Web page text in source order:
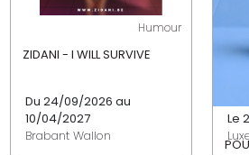
Humour
ZIDANI - I WILL SURVIVE
Du 24/09/2026 au
10/04/2027
Brabant Wallon
Le